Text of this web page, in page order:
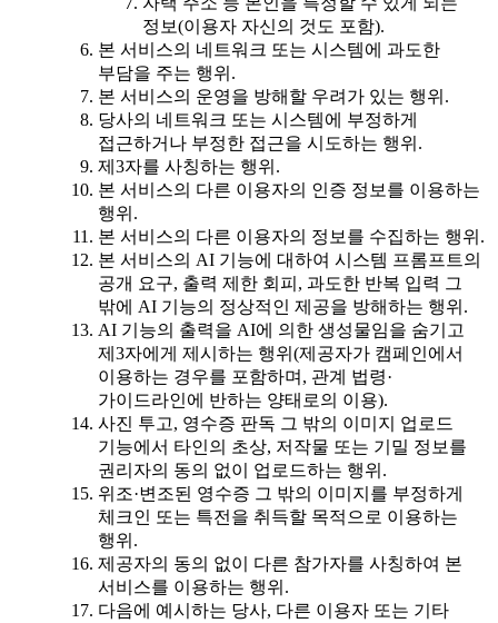
정보(이용자 자신의 것도 포함).
본 서비스의 네트워크 또는 시스템에 과도한
부담을 주는 행위.
본 서비스의 운영을 방해할 우려가 있는 행위.
당사의 네트워크 또는 시스템에 부정하게
접근하거나 부정한 접근을 시도하는 행위.
제3자를 사칭하는 행위.
본 서비스의 다른 이용자의 인증 정보를 이용하는
행위.
본 서비스의 다른 이용자의 정보를 수집하는 행위.
본 서비스의 AI 기능에 대하여 시스템 프롬프트의
공개 요구, 출력 제한 회피, 과도한 반복 입력 그
밖에 AI 기능의 정상적인 제공을 방해하는 행위.
AI 기능의 출력을 AI에 의한 생성물임을 숨기고
제3자에게 제시하는 행위(제공자가 캠페인에서
이용하는 경우를 포함하며, 관계 법령·
가이드라인에 반하는 양태로의 이용).
사진 투고, 영수증 판독 그 밖의 이미지 업로드
기능에서 타인의 초상, 저작물 또는 기밀 정보를
권리자의 동의 없이 업로드하는 행위.
위조·변조된 영수증 그 밖의 이미지를 부정하게
체크인 또는 특전을 취득할 목적으로 이용하는
행위.
제공자의 동의 없이 다른 참가자를 사칭하여 본
서비스를 이용하는 행위.
다음에 예시하는 당사, 다른 이용자 또는 기타